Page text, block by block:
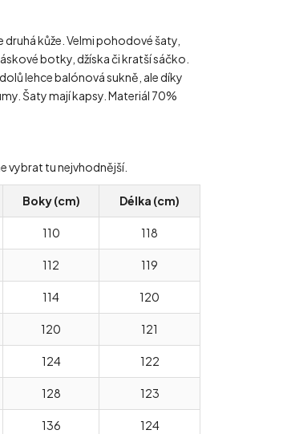
kůže. Velmi pohodové šaty,
botky, džíska či kratší sáčko.
lehce balónová sukně, ale díky
Šaty mají kapsy. Materiál 70%
vybrat tu nejvhodnější.
Boky (cm) Délka (cm)
110 118
112 119
114 120
120 121
124 122
128 123
136 124